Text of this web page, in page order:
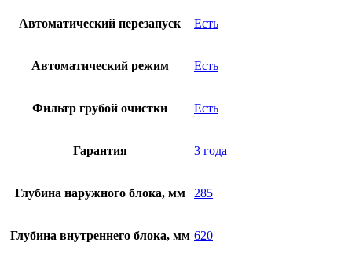
Автоматический перезапуск Есть
Автоматический режим Есть
Фильтр грубой очистки Есть
Гарантия 3 года
Глубина наружного блока, мм 285
Глубина внутреннего блока, мм 620